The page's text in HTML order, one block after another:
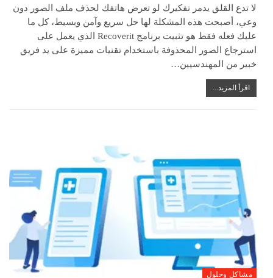
لا تدع القلق يدمر تفكيرك لو تعرض هاتفك لحذف ملف الصور دون
وعي، أصبحت هذه المشكلة لها حل سريع وآمن وبسيط، كل ما
عليك فعله فقط هو تثبيت برنامج Recoverit الذي يعمل على
استرجاع الصور المحذوفة باستخدام تقنيات مميزة على يد فريق
خبير من المهندسيين…
اقرأ المزيد...
مشاكل وحلول